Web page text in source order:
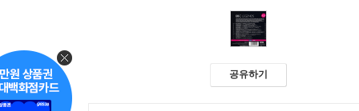
공유하기